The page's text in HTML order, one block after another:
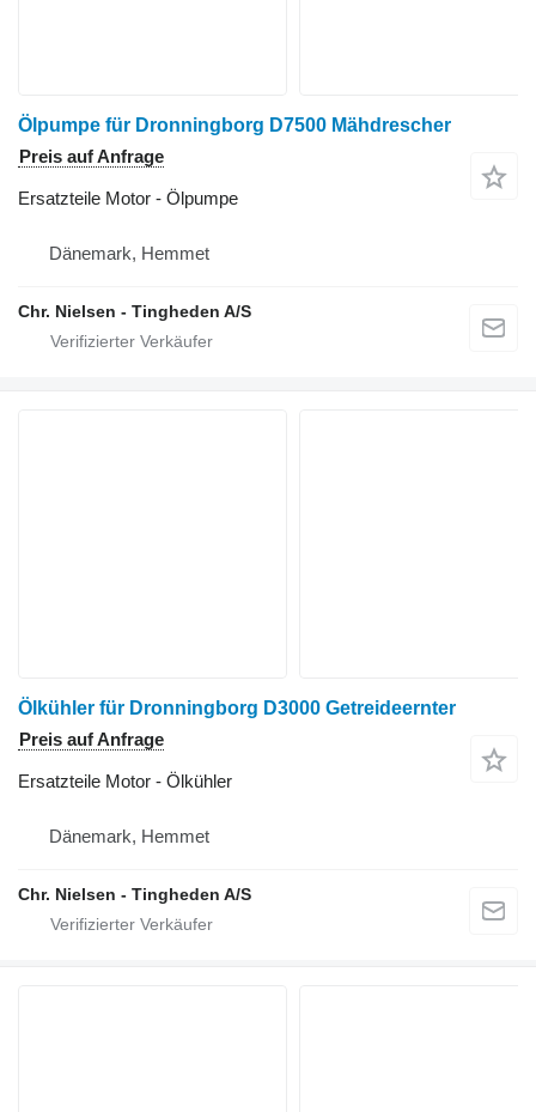
Ölpumpe für Dronningborg D7500 Mähdrescher
Preis auf Anfrage
Ersatzteile Motor - Ölpumpe
Dänemark, Hemmet
Chr. Nielsen - Tingheden A/S
Ölkühler für Dronningborg D3000 Getreideernter
Preis auf Anfrage
Ersatzteile Motor - Ölkühler
Dänemark, Hemmet
Chr. Nielsen - Tingheden A/S